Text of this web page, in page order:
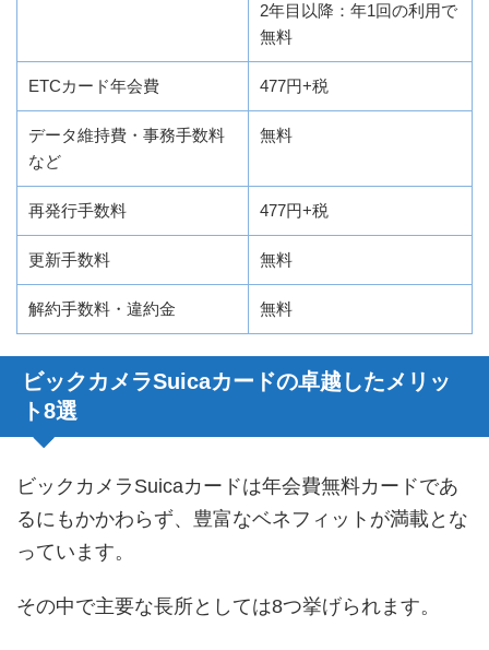
2年目以降：年1回の利用で
無料
ETCカード年会費 477円+税
データ維持費・事務手数料
など
無料
再発行手数料 477円+税
更新手数料 無料
解約手数料・違約金 無料
ビックカメラSuicaカードの卓越したメリッ
ト8選
ビックカメラSuicaカードは年会費無料カードであ
るにもかかわらず、豊富なベネフィットが満載とな
っています。
その中で主要な長所としては8つ挙げられます。